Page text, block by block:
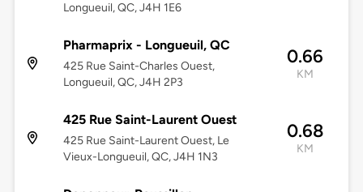
Longueuil, QC, J4H 1E6
Pharmaprix - Longueuil, QC
425 Rue Saint-Charles Ouest,
Longueuil, QC, J4H 2P3
0.66
KM
425 Rue Saint-Laurent Ouest
425 Rue Saint-Laurent Ouest, Le
Vieux-Longueuil, QC, J4H 1N3
0.68
KM